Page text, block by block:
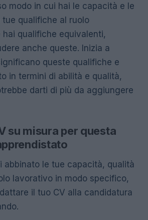
modo in cui hai le capacità e le
qualifiche al ruolo
hai qualifiche equivalenti,
anche queste. Inizia a
queste qualifiche e
in termini di abilità e qualità,
darti di più da aggiungere
su misura per questa
abbinato le tue capacità, qualità
lavorativo in modo specifico,
il tuo CV alla candidatura